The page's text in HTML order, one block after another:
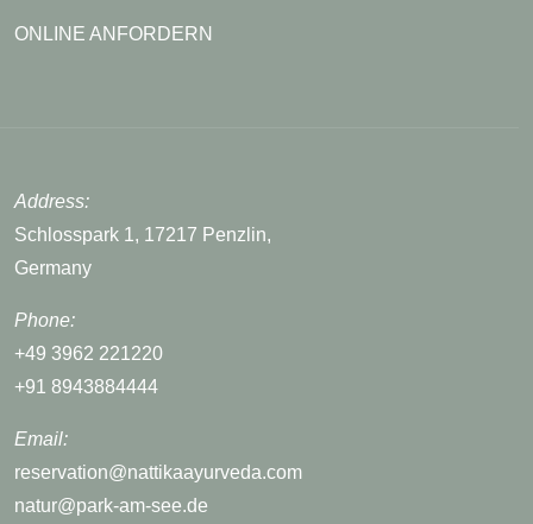
ONLINE ANFORDERN
Address:
Schlosspark 1, 17217 Penzlin,
Germany
Phone:
+49 3962 221220
+91 8943884444
Email:
reservation@nattikaayurveda.com
natur@park-am-see.de